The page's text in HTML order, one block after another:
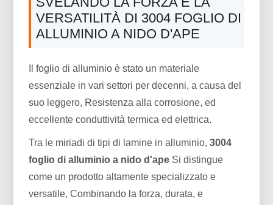
VERSATILITÀ DI 3004 FOGLIO DI
ALLUMINIO A NIDO D'APE
Il foglio di alluminio è stato un materiale
essenziale in vari settori per decenni, a causa del
suo leggero, Resistenza alla corrosione, ed
eccellente conduttività termica ed elettrica.
Tra le miriadi di tipi di lamine in alluminio,3004
foglio di alluminio a nido d'ape Si distingue
come un prodotto altamente specializzato e
versatile, Combinando la forza, durata, e